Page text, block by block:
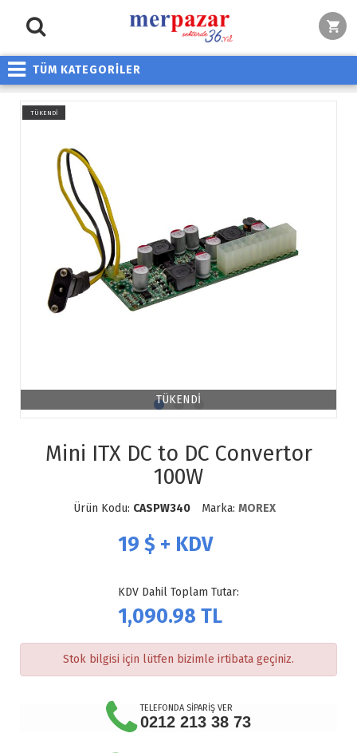
TÜM KATEGORİLER
TÜKENDİ
TÜKENDİ
Mini ITX DC to DC Convertor
100W
Ürün Kodu: CASPW340 Marka: MOREX
19 $ + KDV
KDV Dahil Toplam Tutar:
1,090.98 TL
Stok bilgisi için lütfen bizimle irtibata geçiniz.
TELEFONDA SİPARİŞ VER
0212 213 38 73